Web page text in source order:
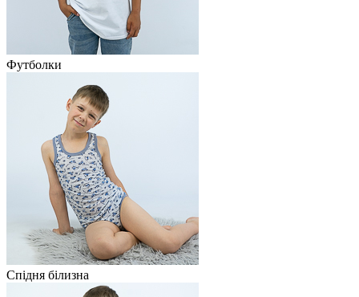
Футболки
Спідня білизна